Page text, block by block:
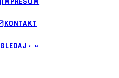
KONTAKT
GLEDAJ